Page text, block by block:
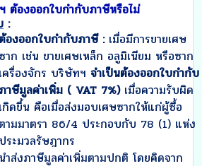
ต้องออกใบกำกับภาษีหรือไม่
:
ต้องออกใบกำกับภาษี :เมื่อมีการขายเศษ
ซาก เช่น ขายเศษเหล็ก อลูมิเนียม หรือซาก
เครื่องจักร บริษัทฯ จำเป็นต้องออกใบกำกับ
ภาษีมูลค่าเพิ่ม ( VAT 7%)เมื่อความรับผิด
เกิดขึ้น คือเมื่อส่งมอบเศษซากให้แก่ผู้ซื้อ
ตามมาตรา 86/4 ประกอบกับ 78 (1) แห่ง
ประมวลรัษฎากร
นำส่งภาษีมูลค่าเพิ่มตามปกติ โดยคิดจาก